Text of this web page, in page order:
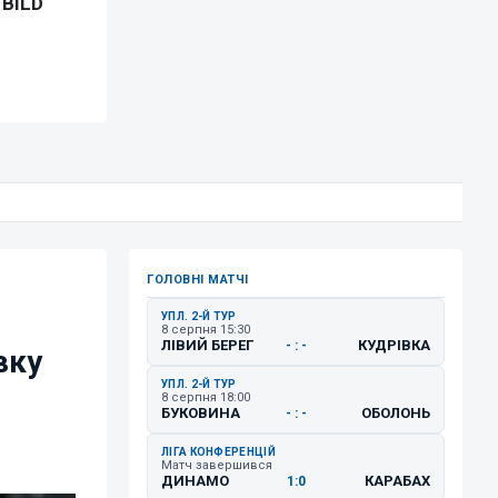
ГОЛОВНІ МАТЧІ
УПЛ. 2-Й ТУР
8 серпня 15:30
ЛІВИЙ БЕРЕГ - : - КУДРІВКА
УПЛ. 2-Й ТУР
8 серпня 18:00
БУКОВИНА - : - ОБОЛОНЬ
ЛІГА КОНФЕРЕНЦІЙ
Матч завершився
ДИНАМО 1:0 КАРАБАХ